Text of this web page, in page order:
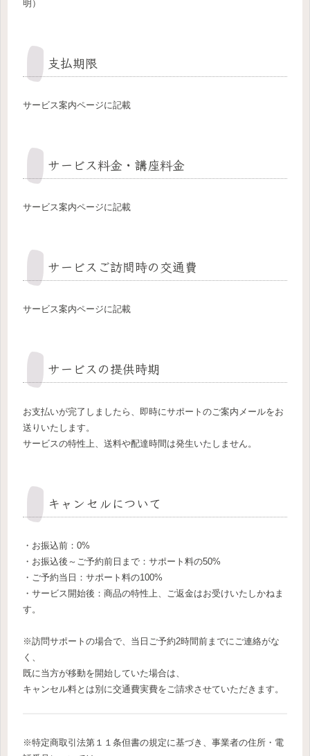
明）
支払期限
サービス案内ページに記載
サービス料金・講座料金
サービス案内ページに記載
サービスご訪問時の交通費
サービス案内ページに記載
サービスの提供時期
お支払いが完了しましたら、即時にサポートのご案内メールをお
送りいたします。
サービスの特性上、送料や配達時間は発生いたしません。
キャンセルについて
・お振込前：0%
・お振込後～ご予約前日まで：サポート料の50%
・ご予約当日：サポート料の100%
・サービス開始後：商品の特性上、ご返金はお受けいたしかねま
す。
※訪問サポートの場合で、当日ご予約2時間前までにご連絡がな
く、
既に当方が移動を開始していた場合は、
キャンセル料とは別に交通費実費をご請求させていただきます。
※特定商取引法第１１条但書の規定に基づき、事業者の住所・電